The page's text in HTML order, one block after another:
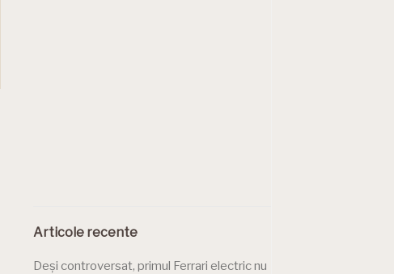
Articole recente
Deși controversat, primul Ferrari electric nu